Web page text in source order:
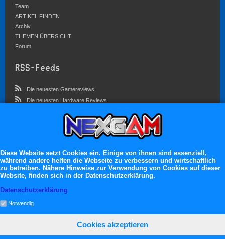
Team
ARTIKEL FINDEN
Archiv
THEMEN ÜBERSICHT
Forum
RSS-Feeds
Die neuesten Gamereviews
Die neuesten Hardware Reviews
Im Forum sind zur Zeit 5827 Benutzer online
Es erwarten dich:
13.119 registrierte Mitglieder
71.046 Themen
neXGam © 2026
Diese Website setzt Cookies ein. Einige von ihnen sind essenziell,
während andere helfen die Webseite zu verbessern und wirtschaftlich
zu betreiben. Nähere Hinweise zur Verwendung von Cookies auf dieser
Website, finden sich in der Datenschutzerklärung.
Datenschutzerklärung
Notwendig
Cookies akzeptieren